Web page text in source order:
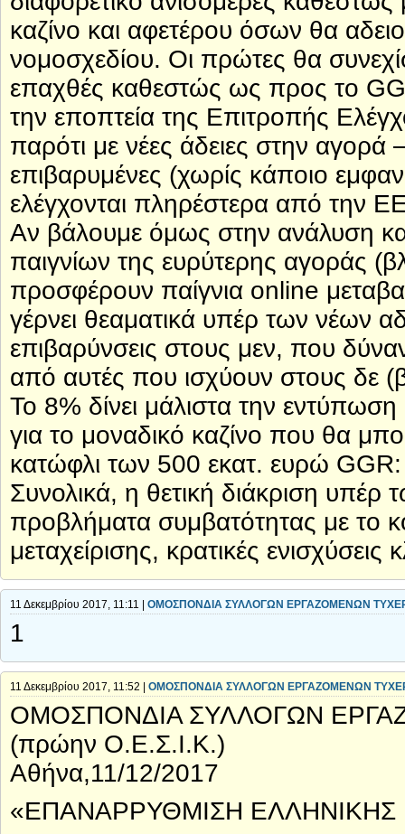
καζίνο και αφετέρου όσων θα
νομοσχεδίου. Οι πρώτες θα
επαχθές καθεστώς ως προς το
την εποπτεία της Επιτροπής
παρότι με νέες άδειες στην αγορά
επιβαρυμένες (χωρίς κάποιο
ελέγχονται πληρέστερα από την
Αν βάλουμε όμως στην ανάλυση
παιγνίων της ευρύτερης αγοράς
προσφέρουν παίγνια online
γέρνει θεαματικά υπέρ των νέων
επιβαρύνσεις στους μεν, που
από αυτές που ισχύουν στους δε
Το 8% δίνει μάλιστα την
για το μοναδικό καζίνο που θα
κατώφλι των 500 εκατ. ευρώ
Συνολικά, η θετική διάκριση υπέρ
προβλήματα συμβατότητας με το
μεταχείρισης, κρατικές ενισχύσεις
11 Δεκεμβρίου 2017, 11:11 | ΟΜΟΣΠΟΝΔΙΑ ΣΥΛΛΟΓΩΝ ΕΡΓΑΖΟΜΕΝΩΝ
1
11 Δεκεμβρίου 2017, 11:52 | ΟΜΟΣΠΟΝΔΙΑ ΣΥΛΛΟΓΩΝ ΕΡΓΑΖΟΜΕΝΩΝ
ΟΜΟΣΠΟΝΔΙΑ ΣΥΛΛΟΓΩΝ
(πρώην Ο.Ε.Σ.Ι.Κ.)
Αθήνα,11/12/2017
«ΕΠΑΝΑΡΡΥΘΜΙΣΗ ΕΛΛΗΝΙΚΗΣ